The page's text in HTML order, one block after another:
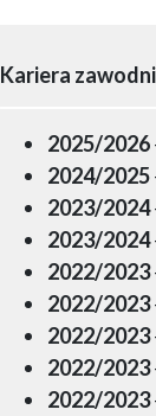
Kariera
2025/2026
2024/2025
2023/2024
2023/2024
2022/2023
2022/2023
2022/2023
2022/2023
2022/2023